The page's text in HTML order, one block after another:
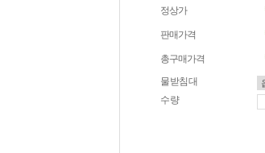
정상가
판매가격
총구매가격
물받침대
수량